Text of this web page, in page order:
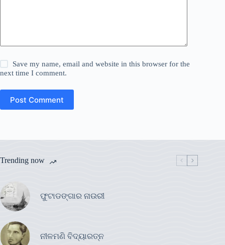
Save my name, email and website in this browser for the
next time I comment.
Post Comment
Trending now
ଫୁଟାଡଙ୍ଗାର ନାଉରୀ
ନୀଳମଣି ବିଦ୍ୟାରତ୍ନ